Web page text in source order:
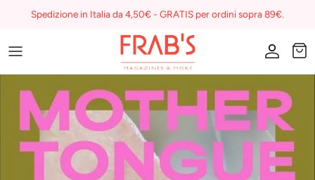
Spedizione in Italia da 4,50€ - GRATIS per ordini sopra 89€.
Magazines
Buono regalo
I miei preferiti su Frab's